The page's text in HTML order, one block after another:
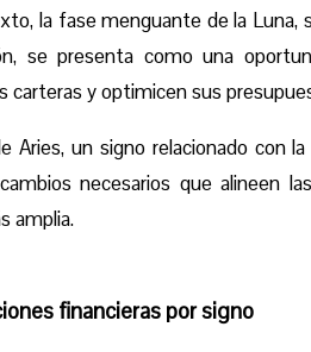
la fase menguante de la Luna,
se presenta como una
carteras y optimicen sus
Aries, un signo relacionado con
necesarios que alineen
amplia.
financieras por signo